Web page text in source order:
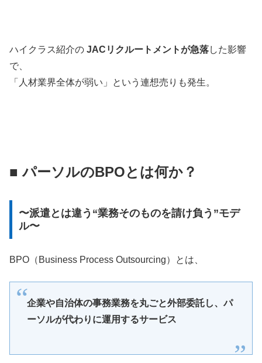
ハイクラス紹介の JACリクルートメントが急落した影響
で、
「人材業界全体が弱い」という連想売りも発生。
■ パーソルのBPOとは何か？
〜派遣とは違う“業務そのものを請け負う”モデ
ル〜
BPO（Business Process Outsourcing）とは、
企業や自治体の事務業務を丸ごと外部委託し、パ
ーソルが代わりに運用するサービス